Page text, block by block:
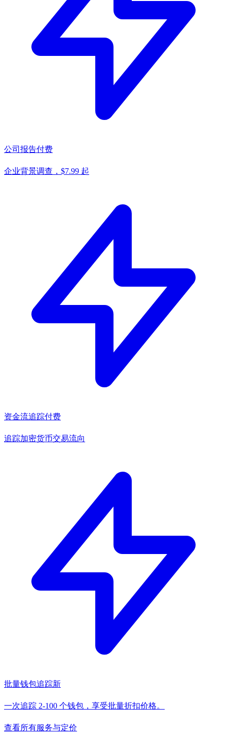
公司报告付费
企业背景调查，$7.99 起
资金流追踪付费
追踪加密货币交易流向
批量钱包追踪新
一次追踪 2-100 个钱包，享受批量折扣价格。
查看所有服务与定价